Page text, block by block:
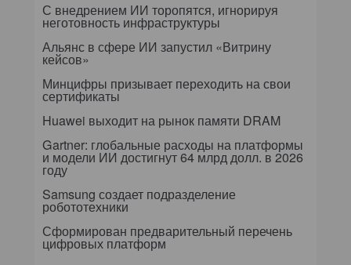
С внедрением ИИ торопятся, игнорируя
неготовность инфраструктуры
Альянс в сфере ИИ запустил «Витрину
кейсов»
Минцифры призывает переходить на свои
сертификаты
Huawei выходит на рынок памяти DRAM
Gartner: глобальные расходы на платформы
и модели ИИ достигнут 64 млрд долл. в 2026
году
Samsung создает подразделение
робототехники
Сформирован предварительный перечень
цифровых платформ